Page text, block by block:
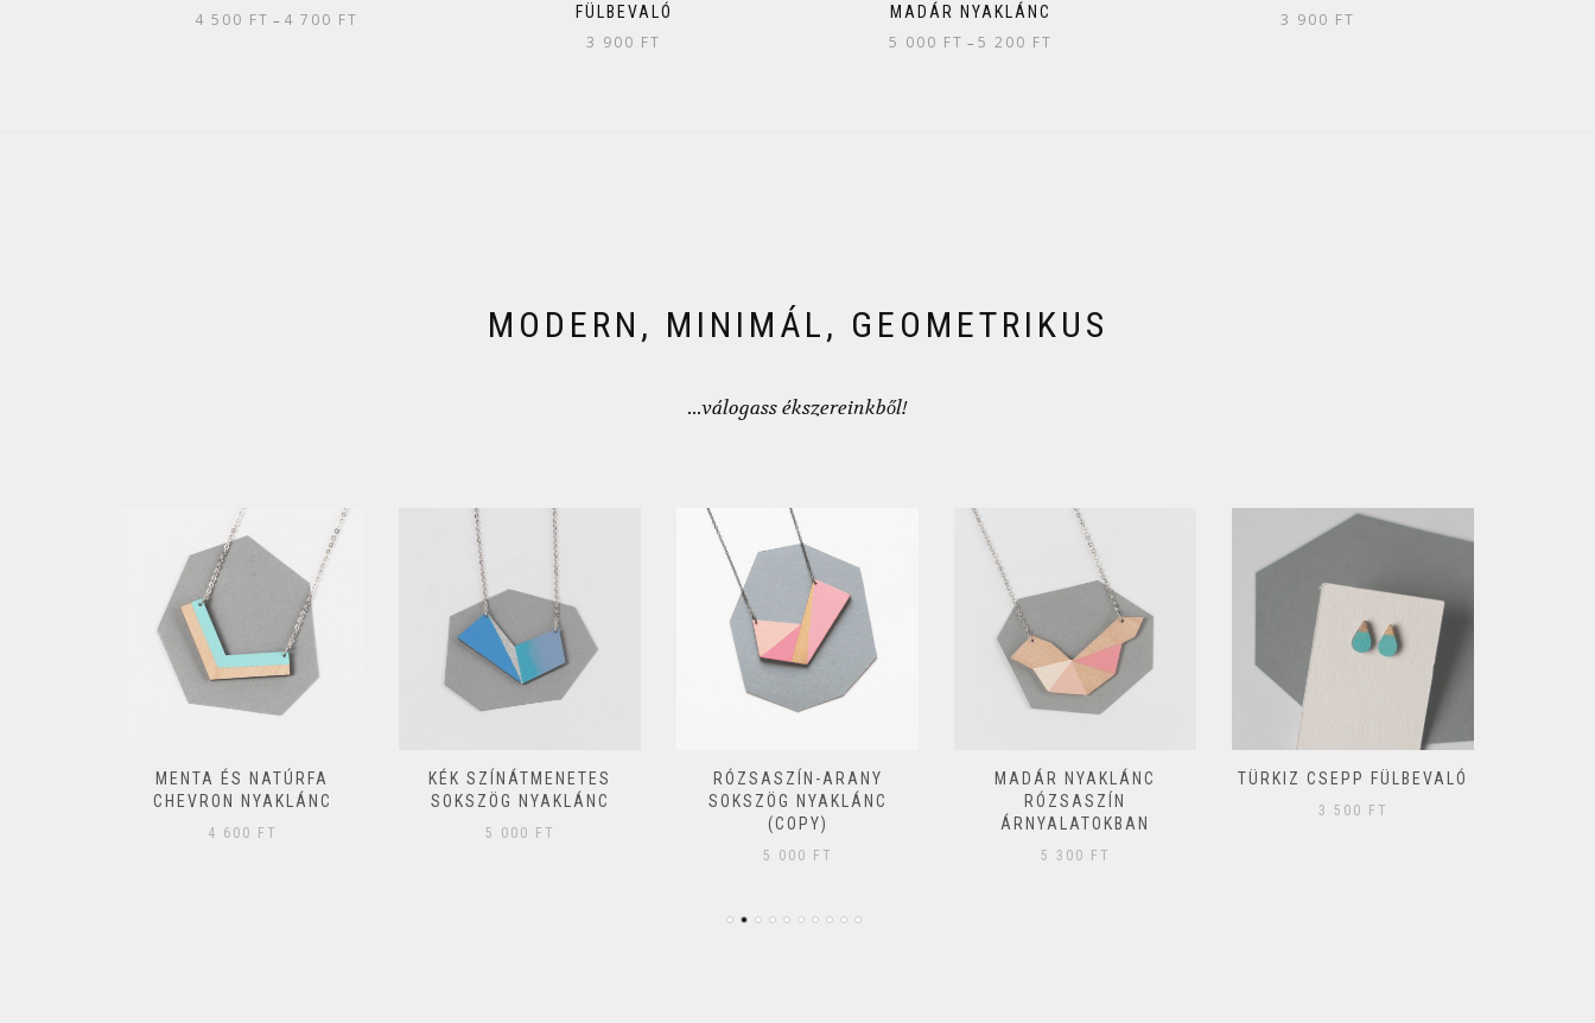
4 500 FT – 4 700 FT
FÜLBEVALÓ
3 900 FT
MADÁR NYAKLÁNC
5 000 FT –5 200 FT
3 900 FT
MODERN, MINIMÁL, GEOMETRIKUS
...válogass ékszereinkből!
MENTA ÉS NATÚRFA
CHEVRON NYAKLÁNC
4 600 FT
KÉK SZÍNÁTMENETES
SOKSZÖG NYAKLÁNC
5 000 FT
RÓZSASZÍN-ARANY
SOKSZÖG NYAKLÁNC
(COPY)
5 000 FT
MADÁR NYAKLÁNC
RÓZSASZÍN
ÁRNYALATOKBAN
5 300 FT
TÜRKIZ CSEPP FÜLBEVALÓ
3 500 FT